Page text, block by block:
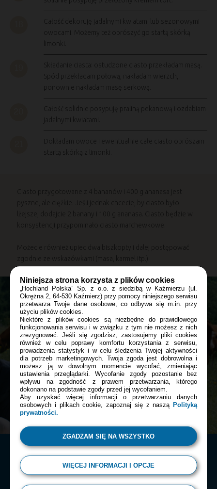
Całość dekoruję jadalnymi kwiatami lub sezonowymi
owocami. Możemy też oprószyć go startą skórką
limonki.
Składanie ciasta: ostudzone ciasto przekładam masą.
Spód przekładam połową, nakładam wierzch,
ponownie nakładam masę serkową.
Całość solidnie posypuję praliną pekanową i ozdabiam
jadalnymi kwiatami.
Dokładam owoce i ewentualnie całe ciasto oprószam
startą skórką z limonki.
Bądź z nami blisko tam, gdzie tego
chcesz:
Facebook
Instagram
Niniejsza strona korzysta z plików cookies
„Hochland Polska” Sp. z o.o. z siedzibą w Kaźmierzu (ul.
Okrężna 2, 64-530 Kaźmierz) przy pomocy niniejszego serwisu
przetwarza Twoje dane osobowe, co odbywa się m.in. przy
użyciu plików cookies.
Niektóre z plików cookies są niezbędne do prawidłowego
funkcjonowania serwisu i w związku z tym nie możesz z nich
zrezygnować. Jeśli się zgodzisz, zastosujemy pliki cookies
również w celu poprawy komfortu korzystania z serwisu,
prowadzenia statystyk i w celu śledzenia Twojej aktywności
dla potrzeb marketingowych. Twoja zgoda jest dobrowolna i
możesz ją w dowolnym momencie wycofać, zmieniając
ustawienia przeglądarki. Wycofanie zgody pozostanie bez
wpływu na zgodność z prawem przetwarzania, którego
dokonano na podstawie zgody przed jej wycofaniem.
Aby uzyskać więcej informacji o przetwarzaniu danych
osobowych i plikach cookie, zapoznaj się z naszą Polityką
prywatności.
ZGADZAM SIĘ NA WSZYSTKO
WIĘCEJ INFORMACJI I OPCJE